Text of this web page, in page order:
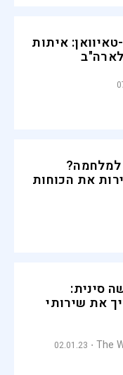
איתות
למלחמה?
את הכוחות
סינית:
את שירותי
The
02.01.23